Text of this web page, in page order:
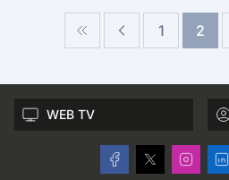
1 2
WEB TV